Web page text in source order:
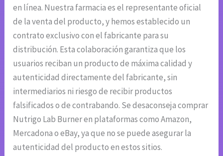
en línea. Nuestra farmacia es el representante oficial
de la venta del producto, y hemos establecido un
contrato exclusivo con el fabricante para su
distribución. Esta colaboración garantiza que los
usuarios reciban un producto de máxima calidad y
autenticidad directamente del fabricante, sin
intermediarios ni riesgo de recibir productos
falsificados o de contrabando. Se desaconseja comprar
Nutrigo Lab Burner en plataformas como Amazon,
Mercadona o eBay, ya que no se puede asegurar la
autenticidad del producto en estos sitios.